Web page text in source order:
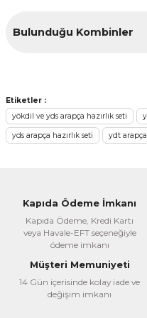
Ürün açıklamasında eksik
%30
455,00 TL
Sepete Ekle
Bulunduğu Kombinler
YDS Arapça Soru Bankası
360,00 TL
270,00 TL
Sepete Ekle
Etiketler :
yökdil ve yds arapça hazırlık seti
yds arapça hazırlık seti ydt arapça
Kapıda Ödeme İmkanı
Kapıda Ödeme, Kredi Kartı
veya Havale-EFT seçeneğiyle
ödeme imkanı
Müşteri Memuniyeti
14 Gün içerisinde kolay iade ve
değişim imkanı